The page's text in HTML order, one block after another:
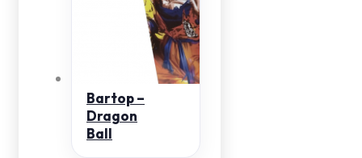
Bartop –
Dragon
Ball